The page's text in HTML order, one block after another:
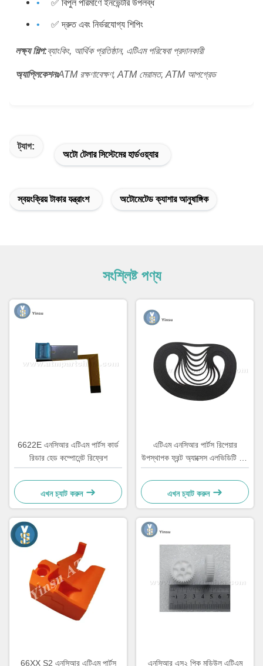
✅ বিপুল পরিমাণে ইনভেন্টরি উপলব্ধ
✅ দ্রুত এবং নির্ভরযোগ্য শিপিং
লক্ষ্য শিল্প:ব্যাংকিং, আর্থিক প্রতিষ্ঠান, এটিএম পরিষেবা প্রদানকারী
অ্যাপ্লিকেশনঃATM রক্ষণাবেক্ষণ, ATM মেরামত, ATM আপগ্রেড
ট্যাগ:
অটো টেলার সিস্টেমের হার্ডওয়্যার
স্বয়ংক্রিয় টাকার যন্ত্রাংশ অটোমেটেড ক্যাশার আনুষাঙ্গিক
সংশ্লিষ্ট পণ্য
6622E এনসিআর এটিএম পার্টস কার্ড
রিডার হেড কম্পোনেন্ট রিফ্রেশ
এখন চ্যাট করুন
এটিএম এনসিআর পার্টস রিপেয়ার
উপস্থাপক ফ্রন্ট অ্যাক্সেস এলভিডিটি বেল্ট
4450544331
এখন চ্যাট করুন
66XX S2 এনসিআর এটিএম পার্টস
এনসিআর এস২ পিক মডিউল এটিএম